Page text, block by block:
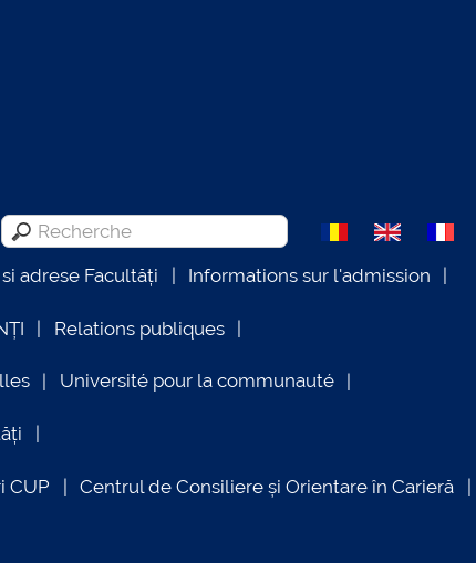
adrese Facultăți Informations sur l'admission
Relations publiques
Université pour la communauté
CUP Centrul de Consiliere și Orientare în Carieră